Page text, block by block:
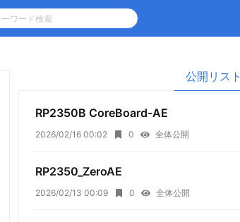
公開リスト
RP2350B CoreBoard-AE
2026/02/16 00:02 0 全体公開
RP2350_ZeroAE
2026/02/13 00:09 0 全体公開